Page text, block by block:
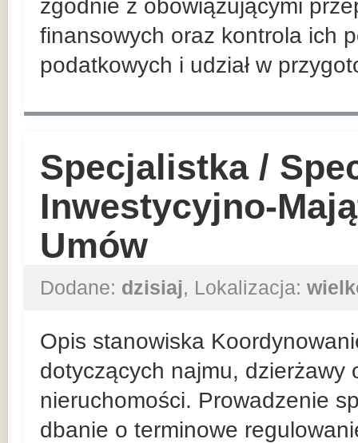
zgodnie z obowiązującymi
finansowych oraz kontrola ich
podatkowych i udział w
Specjalistka /
Inwestycyjno-
Umów
Dodane: dzisiaj, Lokalizacja:
Opis stanowiska
dotyczących najmu, dzierżawy
nieruchomości. Prowadzenie
dbanie o terminowe